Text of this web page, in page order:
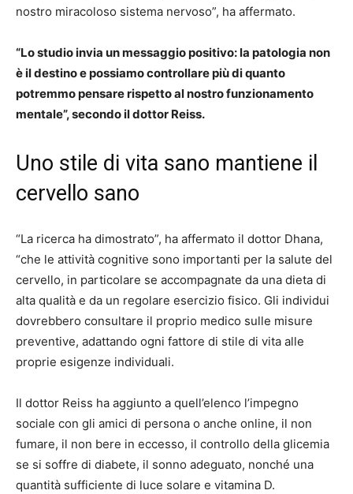
nostro miracoloso sistema nervoso”, ha affermato.
“Lo studio invia un messaggio positivo: la patologia non
è il destino e possiamo controllare più di quanto
potremmo pensare rispetto al nostro funzionamento
mentale”, secondo il dottor Reiss.
Uno stile di vita sano mantiene il
cervello sano
“La ricerca ha dimostrato”, ha affermato il dottor Dhana,
“che le attività cognitive sono importanti per la salute del
cervello, in particolare se accompagnate da una dieta di
alta qualità e da un regolare esercizio fisico. Gli individui
dovrebbero consultare il proprio medico sulle misure
preventive, adattando ogni fattore di stile di vita alle
proprie esigenze individuali.
Il dottor Reiss ha aggiunto a quell’elenco l’impegno
sociale con gli amici di persona o anche online, il non
fumare, il non bere in eccesso, il controllo della glicemia
se si soffre di diabete, il sonno adeguato, nonché una
quantità sufficiente di luce solare e vitamina D.